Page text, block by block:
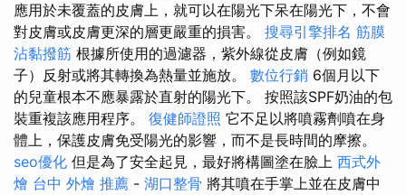
應用於未覆蓋的皮膚上，就可以在陽光下呆在陽光下，不會
對皮膚或皮膚更深的層更嚴重的損害。 搜尋引擎排名 筋膜
沾黏撥筋 根據所使用的過濾器，紫外線從皮膚（例如鏡
子）反射或將其轉換為熱量並施放。 數位行銷 6個月以下
的兒童根本不應暴露於直射的陽光下。 按照該SPF奶油的包
裝重複該應用程序。 復健師證照 它不足以將噴霧劑噴在身
體上，保護皮膚免受陽光的影響，而不是長時間的摩擦。
seo優化 但是為了安全起見，最好將構圖塗在臉上 西式外
燴 台中 外燴 推薦 - 湖口整骨 將其噴在手掌上並在皮膚中